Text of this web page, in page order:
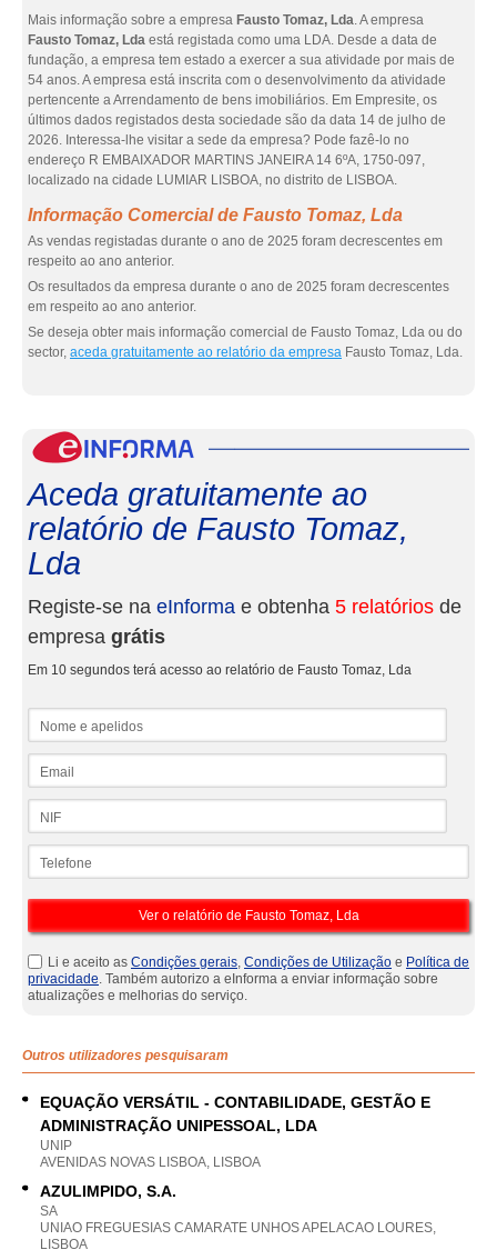
Mais informação sobre a empresa Fausto Tomaz, Lda. A empresa
Fausto Tomaz, Lda está registada como uma LDA. Desde a data de
fundação, a empresa tem estado a exercer a sua atividade por mais de
54 anos. A empresa está inscrita com o desenvolvimento da atividade
pertencente a Arrendamento de bens imobiliários. Em Empresite, os
últimos dados registados desta sociedade são da data 14 de julho de
2026. Interessa-lhe visitar a sede da empresa? Pode fazê-lo no
endereço R EMBAIXADOR MARTINS JANEIRA 14 6ºA, 1750-097,
localizado na cidade LUMIAR LISBOA, no distrito de LISBOA.
Informação Comercial de Fausto Tomaz, Lda
As vendas registadas durante o ano de 2025 foram decrescentes em
respeito ao ano anterior.
Os resultados da empresa durante o ano de 2025 foram decrescentes
em respeito ao ano anterior.
Se deseja obter mais informação comercial de Fausto Tomaz, Lda ou do
sector, aceda gratuitamente ao relatório da empresa Fausto Tomaz, Lda.
Aceda gratuitamente ao
relatório de Fausto Tomaz,
Lda
Registe-se na eInforma e obtenha 5 relatórios de
empresa grátis
Em 10 segundos terá acesso ao relatório de Fausto Tomaz, Lda
Li e aceito as Condições gerais, Condições de Utilização e Política de
privacidade. Também autorizo a eInforma a enviar informação sobre
atualizações e melhorias do serviço.
Outros utilizadores pesquisaram
EQUAÇÃO VERSÁTIL - CONTABILIDADE, GESTÃO E
ADMINISTRAÇÃO UNIPESSOAL, LDA
UNIP
AVENIDAS NOVAS LISBOA, LISBOA
AZULIMPIDO, S.A.
SA
UNIAO FREGUESIAS CAMARATE UNHOS APELACAO LOURES,
LISBOA